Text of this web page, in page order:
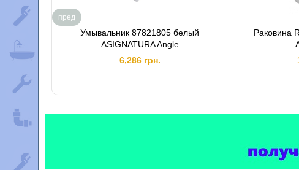
Умывальник 87821805 белый
ASIGNATURA Angle
6,286 грн.
Раковина
пред